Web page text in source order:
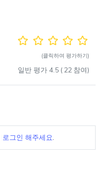
(클릭하여 평가하기)
일반 평가 4.5 (22 참여)
로그인 해주세요.